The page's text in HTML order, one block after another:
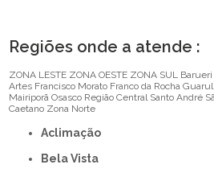
Regiões onde a atende :
ZONA LESTE ZONA OESTE ZONA SUL Barueri
Artes Francisco Morato Franco da Rocha
Mairiporã Osasco Região Central Santo André
Caetano Zona Norte
Aclimação
Bela Vista